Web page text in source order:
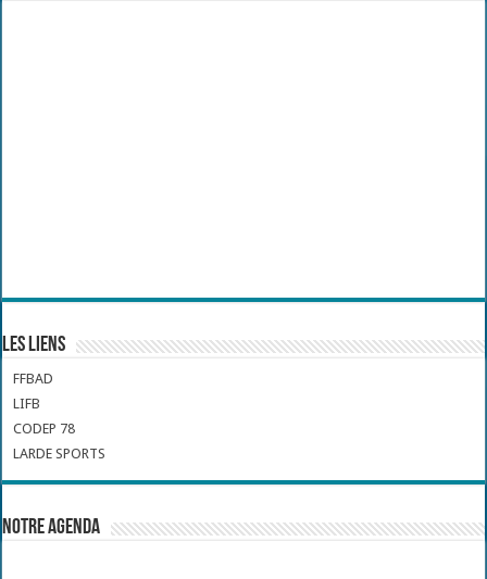
Les liens
FFBAD
LIFB
CODEP 78
LARDE SPORTS
Notre Agenda